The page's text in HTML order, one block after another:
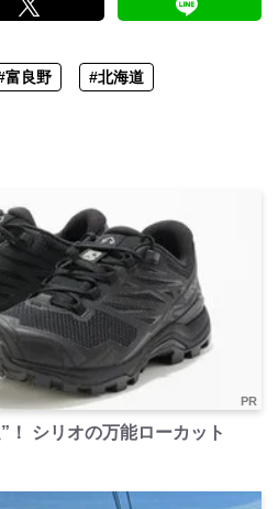
富良野 #北海道
PR
！ シリオの万能ローカット